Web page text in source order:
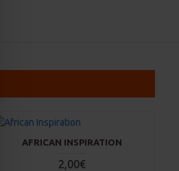
AFRICAN INSPIRATION
2,00€